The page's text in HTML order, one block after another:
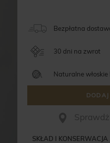
Bezpłatna
30 dni na zwrot
Naturalne włoskie
Sprawdż
SKŁAD I KONSERWACJA